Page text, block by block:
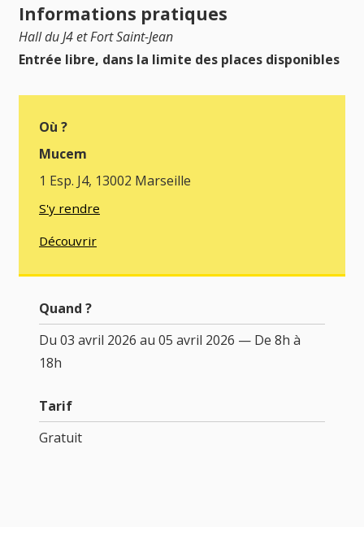
Informations pratiques
Hall du J4 et Fort Saint-Jean
Entrée libre, dans la limite des places disponibles
Où ?
Mucem
1 Esp. J4, 13002 Marseille
S'y rendre
Découvrir
Quand ?
Du 03 avril 2026 au 05 avril 2026 — De 8h à
18h
Tarif
Gratuit